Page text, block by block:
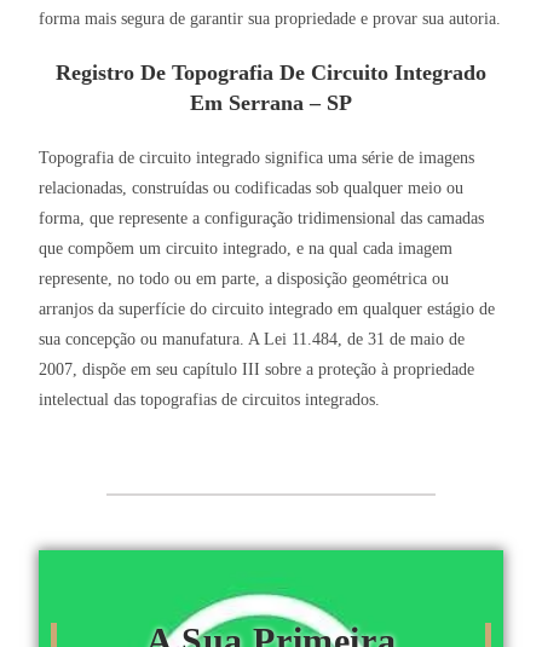
forma mais segura de garantir sua propriedade e provar sua autoria.
Registro De Topografia De Circuito Integrado
Em Serrana – SP
Topografia de circuito integrado significa uma série de imagens
relacionadas, construídas ou codificadas sob qualquer meio ou
forma, que represente a configuração tridimensional das camadas
que compõem um circuito integrado, e na qual cada imagem
represente, no todo ou em parte, a disposição geométrica ou
arranjos da superfície do circuito integrado em qualquer estágio de
sua concepção ou manufatura. A Lei 11.484, de 31 de maio de
2007, dispõe em seu capítulo III sobre a proteção à propriedade
intelectual das topografias de circuitos integrados.